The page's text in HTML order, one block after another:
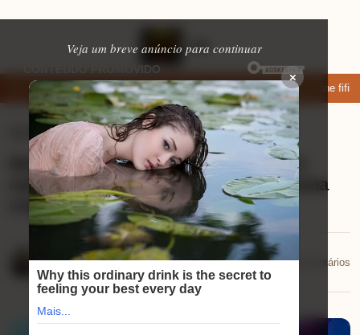
Veja um breve anúncio para continuar
×
apps de namoro que permitem enviar fotos e vídeos Microfone fifine
Notícias ⏱ 6 min de leitura
Ninja Gaiden 4, The Outer Worlds 2 e
outros jogos são lançados esta semana
com suporte a NVIDIA DLSS
Eduardo Martins
22/10/2025
📅 22/10/2025💬 0 comentários